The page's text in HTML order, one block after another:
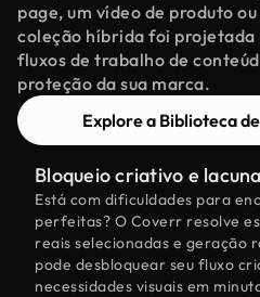
page, um vídeo de produto
coleção híbrida foi projetada
fluxos de trabalho de
proteção da sua marca.
Explore a Biblioteca
Bloqueio criativo e
Está com dificuldades para
perfeitas? O Coverr resolve
reais selecionadas e geração
pode desbloquear seu fluxo
necessidades visuais em